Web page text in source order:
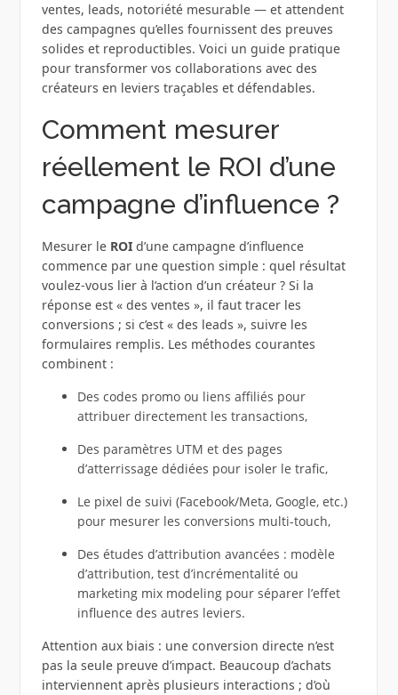
ventes, leads, notoriété mesurable — et attendent
des campagnes qu’elles fournissent des preuves
solides et reproductibles. Voici un guide pratique
pour transformer vos collaborations avec des
créateurs en leviers traçables et défendables.
Comment mesurer
réellement le ROI d’une
campagne d’influence ?
Mesurer le ROId’une campagne d’influence
commence par une question simple : quel résultat
voulez-vous lier à l’action d’un créateur ? Si la
réponse est « des ventes », il faut tracer les
conversions ; si c’est « des leads », suivre les
formulaires remplis. Les méthodes courantes
combinent :
Des codes promo ou liens affiliés pour
attribuer directement les transactions,
Des paramètres UTM et des pages
d’atterrissage dédiées pour isoler le trafic,
Le pixel de suivi (Facebook/Meta, Google, etc.)
pour mesurer les conversions multi-touch,
Des études d’attribution avancées : modèle
d’attribution, test d’incrémentalité ou
marketing mix modeling pour séparer l’effet
influence des autres leviers.
Attention aux biais : une conversion directe n’est
pas la seule preuve d’impact. Beaucoup d’achats
interviennent après plusieurs interactions ; d’où